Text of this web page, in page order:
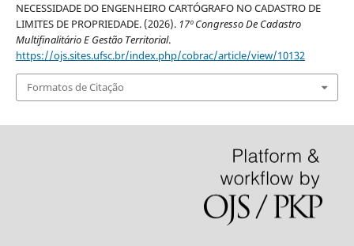
NECESSIDADE DO ENGENHEIRO CARTÓGRAFO NO CADASTRO DE
LIMITES DE PROPRIEDADE. (2026). 17º Congresso De Cadastro
Multifinalitário E Gestão Territorial.
https://ojs.sites.ufsc.br/index.php/cobrac/article/view/10132
Formatos de Citação